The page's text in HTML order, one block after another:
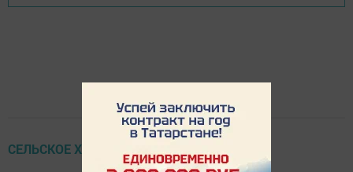
СЕЛЬСКОЕ ХОЗЯЙСТВО